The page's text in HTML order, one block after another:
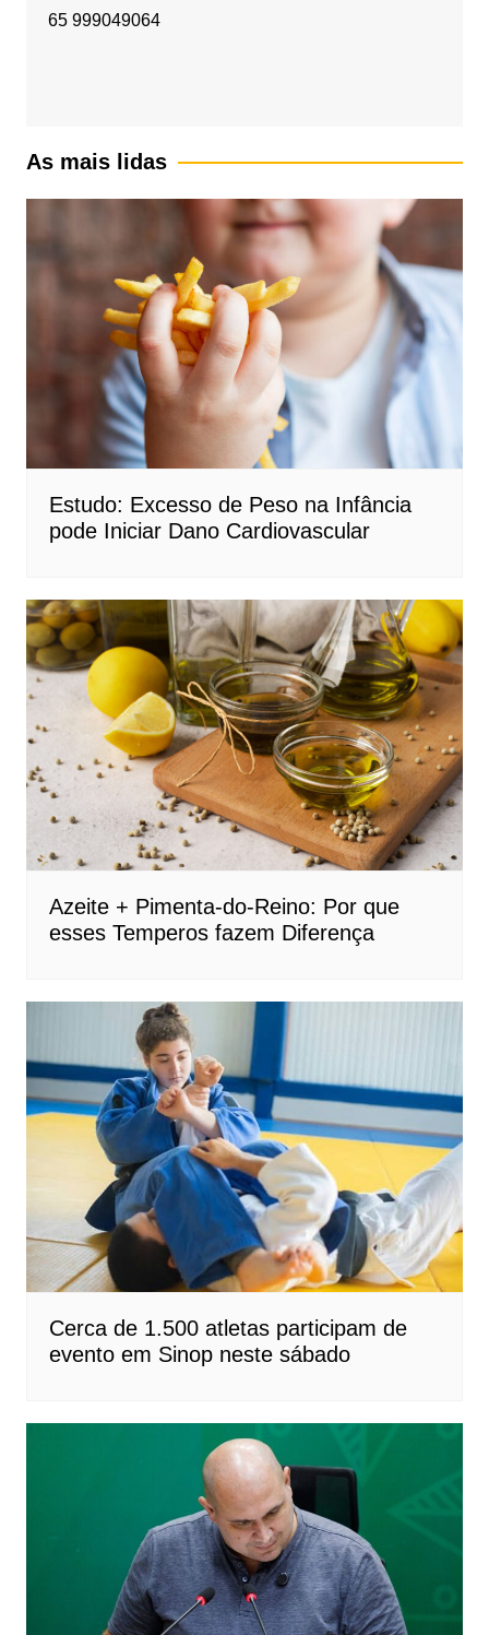
65 999049064
As mais lidas
Estudo: Excesso de Peso na Infância
pode Iniciar Dano Cardiovascular
Azeite + Pimenta-do-Reino: Por que
esses Temperos fazem Diferença
Cerca de 1.500 atletas participam de
evento em Sinop neste sábado